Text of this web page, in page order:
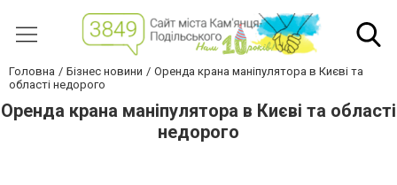
Головна Бізнес новини
Оренда крана маніпулятора в Києві та
області недорого
Оренда крана маніпулятора в Києві та області
недорого